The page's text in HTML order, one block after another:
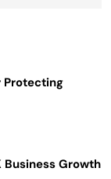
Protecting
Business Growth